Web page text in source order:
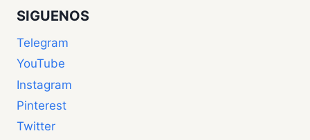
SIGUENOS
Telegram
YouTube
Instagram
Pinterest
Twitter